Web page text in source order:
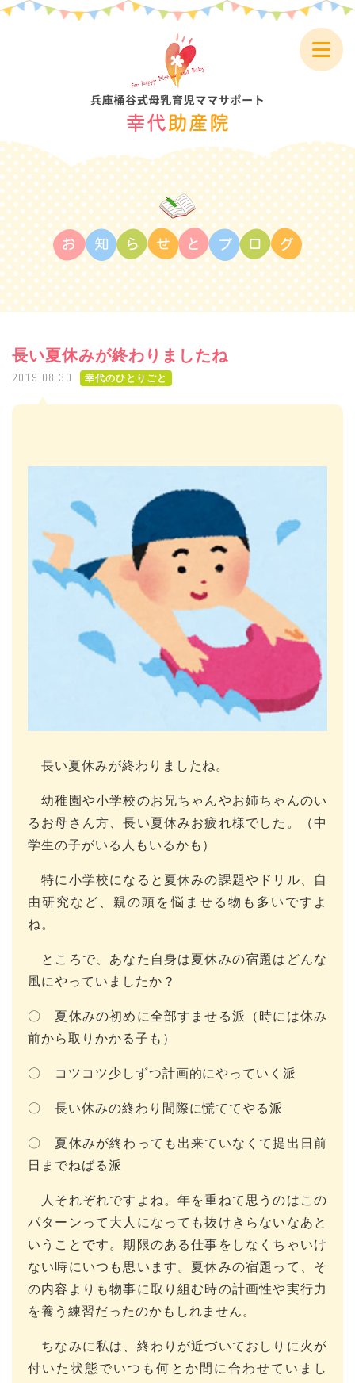
長い夏休みが終わりましたね
2019.08.30 幸代のひとりごと
長い夏休みが終わりましたね。
幼稚園や小学校のお兄ちゃんやお姉ちゃんのい
るお母さん方、長い夏休みお疲れ様でした。（中
学生の子がいる人もいるかも）
特に小学校になると夏休みの課題やドリル、自
由研究など、親の頭を悩ませる物も多いですよ
ね。
ところで、あなた自身は夏休みの宿題はどんな
風にやっていましたか？
〇 夏休みの初めに全部すませる派（時には休み
前から取りかかる子も）
〇 コツコツ少しずつ計画的にやっていく派
〇 長い休みの終わり間際に慌ててやる派
〇 夏休みが終わっても出来ていなくて提出日前
日までねばる派
人それぞれですよね。年を重ねて思うのはこの
パターンって大人になっても抜けきらないなあと
いうことです。期限のある仕事をしなくちゃいけ
ない時にいつも思います。夏休みの宿題って、そ
の内容よりも物事に取り組む時の計画性や実行力
を養う練習だったのかもしれません。
ちなみに私は、終わりが近づいておしりに火が
付いた状態でいつも何とか間に合わせていまし